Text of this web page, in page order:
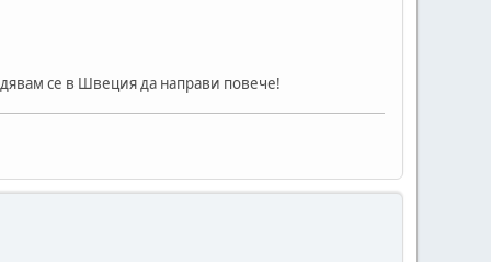
се в Швеция да направи повече!